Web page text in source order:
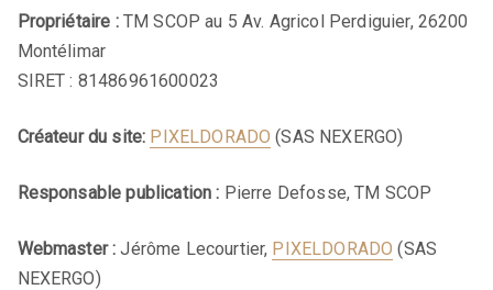
Propriétaire :TM SCOP au 5 Av. Agricol Perdiguier, 26200
Montélimar
SIRET : 81486961600023
Créateur du site: PIXELDORADO (SAS NEXERGO)
Responsable publication : Pierre Defosse, TM SCOP
Webmaster: Jérôme Lecourtier, PIXELDORADO (SAS
NEXERGO)